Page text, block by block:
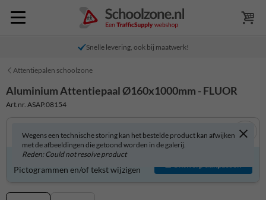
Snelle levering, ook bij maatwerk!
Attentiepalen schoolzone
Aluminium Attentiepaal Ø160x1000mm - FLUOR
Art.nr. ASAP.08154
Wegens een technische storing kan het bestelde product kan afwijken
met de afbeeldingen die getoond worden in de galerij.
Reden: Could not resolve product
Product zelf aanpassen?
Pictogrammen en/of tekst wijzigen
Ontwerp aanpassen